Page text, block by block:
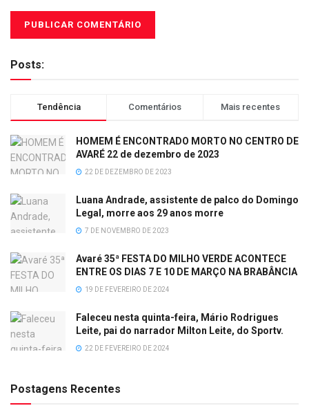
Posts:
Tendência Comentários Mais recentes
HOMEM É ENCONTRADO MORTO NO CENTRO DE
AVARÉ 22 de dezembro de 2023
22 DE DEZEMBRO DE 2023
Luana Andrade, assistente de palco do Domingo
Legal, morre aos 29 anos morre
7 DE NOVEMBRO DE 2023
Avaré 35ª FESTA DO MILHO VERDE ACONTECE
ENTRE OS DIAS 7 E 10 DE MARÇO NA BRABÂNCIA
19 DE FEVEREIRO DE 2024
Faleceu nesta quinta-feira, Mário Rodrigues
Leite, pai do narrador Milton Leite, do Sportv.
22 DE FEVEREIRO DE 2024
Postagens Recentes